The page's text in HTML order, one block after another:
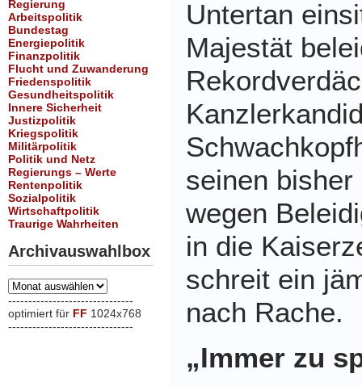
Regierung
Arbeitspolitik
Bundestag
Energiepolitik
Finanzpolitik
Flucht und Zuwanderung
Friedenspolitik
Gesundheitspolitik
Innere Sicherheit
Justizpolitik
Kriegspolitik
Militärpolitik
Politik und Netz
Regierungs – Werte
Rentenpolitik
Sozialpolitik
Wirtschaftpolitik
Traurige Wahrheiten
Archivauswahlbox
Archivauswahlbox
-------------------------------
optimiert für FF 1024x768
-------------------------------
Untertan
Majestät
seinen
wegen
in die
schreit ein
nach Rache.
„Immer zu